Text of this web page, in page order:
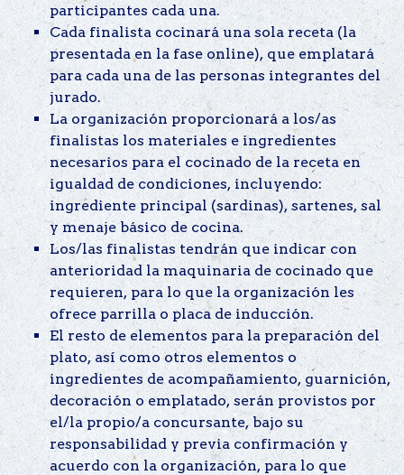
participantes cada una.
Cada finalista cocinará una sola receta (la
presentada en la fase online), que emplatará
para cada una de las personas integrantes del
jurado.
La organización proporcionará a los/as
finalistas los materiales e ingredientes
necesarios para el cocinado de la receta en
igualdad de condiciones, incluyendo:
ingrediente principal (sardinas), sartenes, sal
y menaje básico de cocina.
Los/las finalistas tendrán que indicar con
anterioridad la maquinaria de cocinado que
requieren, para lo que la organización les
ofrece parrilla o placa de inducción.
El resto de elementos para la preparación del
plato, así como otros elementos o
ingredientes de acompañamiento, guarnición,
decoración o emplatado, serán provistos por
el/la propio/a concursante, bajo su
responsabilidad y previa confirmación y
acuerdo con la organización, para lo que